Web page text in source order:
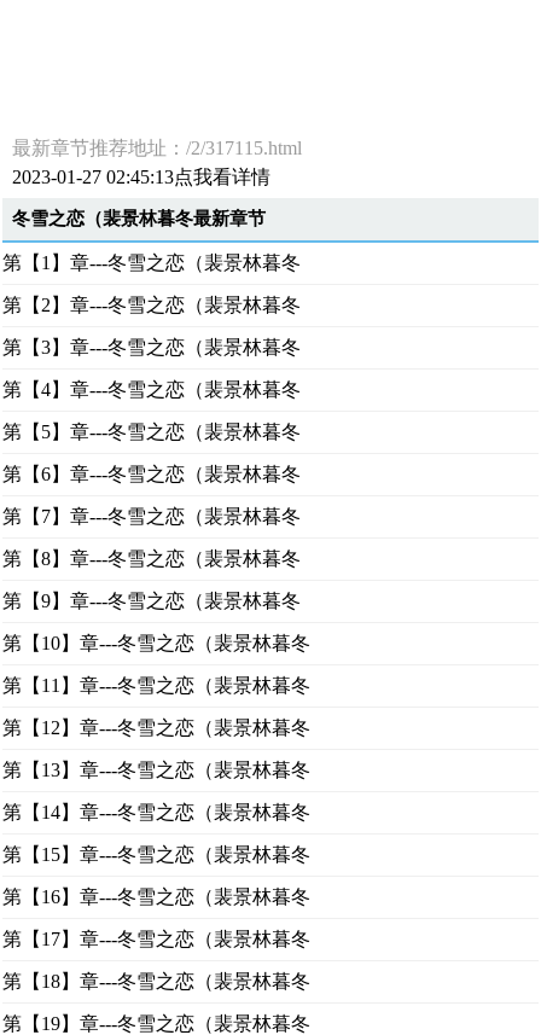
最新章节推荐地址：/2/317115.html
2023-01-27 02:45:13点我看详情
冬雪之恋（裴景林暮冬最新章节
第【1】章---冬雪之恋（裴景林暮冬
第【2】章---冬雪之恋（裴景林暮冬
第【3】章---冬雪之恋（裴景林暮冬
第【4】章---冬雪之恋（裴景林暮冬
第【5】章---冬雪之恋（裴景林暮冬
第【6】章---冬雪之恋（裴景林暮冬
第【7】章---冬雪之恋（裴景林暮冬
第【8】章---冬雪之恋（裴景林暮冬
第【9】章---冬雪之恋（裴景林暮冬
第【10】章---冬雪之恋（裴景林暮冬
第【11】章---冬雪之恋（裴景林暮冬
第【12】章---冬雪之恋（裴景林暮冬
第【13】章---冬雪之恋（裴景林暮冬
第【14】章---冬雪之恋（裴景林暮冬
第【15】章---冬雪之恋（裴景林暮冬
第【16】章---冬雪之恋（裴景林暮冬
第【17】章---冬雪之恋（裴景林暮冬
第【18】章---冬雪之恋（裴景林暮冬
第【19】章---冬雪之恋（裴景林暮冬